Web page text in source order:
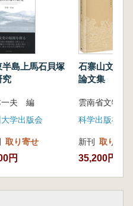
半島上馬石貝塚
究
一夫 編
学出版会
取り寄せ
円
石寨山文化
論文集 上中
雲南省文物考
科学出版社
新刊 取り寄せ
35,200円